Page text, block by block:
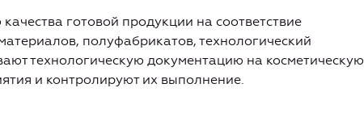
готовой продукции на соответствие
полуфабрикатов, технологический
технологическую документацию на косметическую
и контролируют их выполнение.